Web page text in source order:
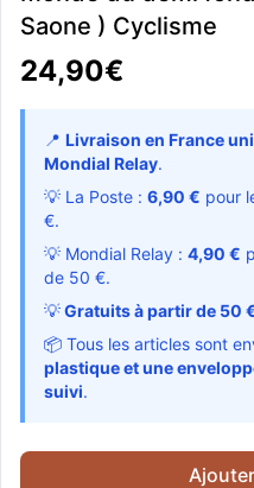
Saone ) Cyclisme
24,90€
📍 Livraison en France
Mondial Relay.
💡 La Poste : 6,90 € pour
€.
💡 Mondial Relay : 4,90 €
de 50 €.
💡Gratuits à partir de 50
📦 Tous les articles sont
plastique et une
suivi.